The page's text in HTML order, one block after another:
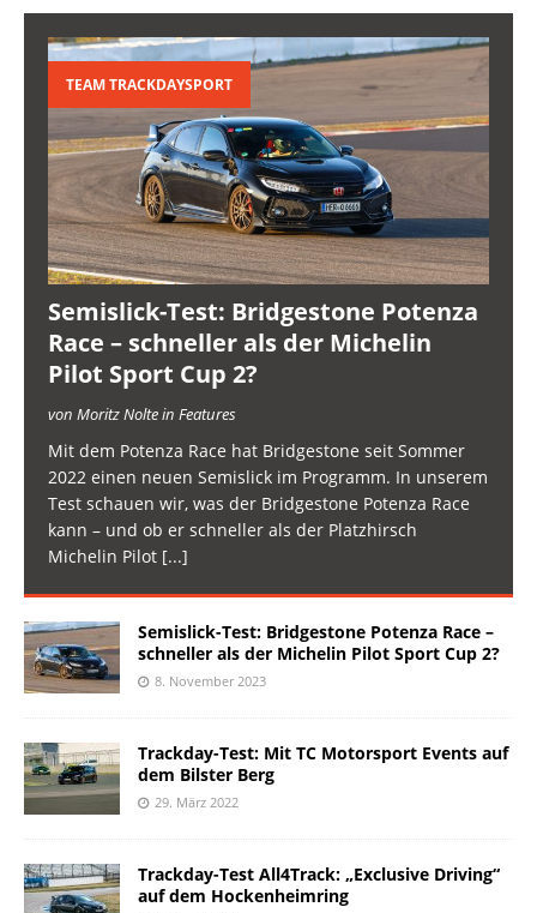
TEAM TRACKDAYSPORT
Semislick-Test: Bridgestone Potenza
Race – schneller als der Michelin
Pilot Sport Cup 2?
von Moritz Nolte in Features
Mit dem Potenza Race hat Bridgestone seit Sommer
2022 einen neuen Semislick im Programm. In unserem
Test schauen wir, was der Bridgestone Potenza Race
kann – und ob er schneller als der Platzhirsch
Michelin Pilot [...]
Semislick-Test: Bridgestone Potenza Race –
schneller als der Michelin Pilot Sport Cup 2?
8. November 2023
Trackday-Test: Mit TC Motorsport Events auf
dem Bilster Berg
29. März 2022
Trackday-Test All4Track: „Exclusive Driving“
auf dem Hockenheimring